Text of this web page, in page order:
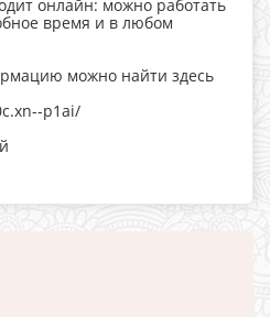
онлайн: можно работать
время и в любом
можно найти здесь
p1ai/